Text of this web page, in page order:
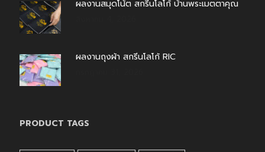
ผลงานสมุดโน้ต สกรีนโลโก้ บ้านพระเมตตาคุณ
ผลงานถุงผ้า สกรีนโลโก้ RIC
PRODUCT TAGS